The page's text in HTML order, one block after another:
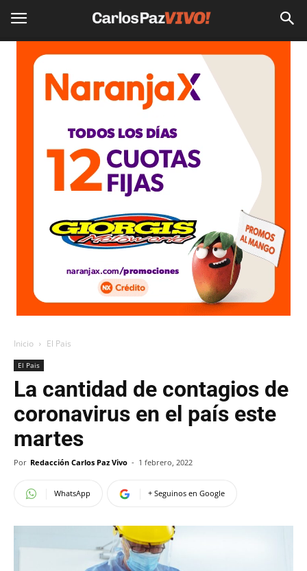
Inicio El Pais
El Pais
La cantidad de contagios de
coronavirus en el país este
martes
Por Redacción Carlos Paz Vivo - 1 febrero, 2022
WhatsApp + Seguinos en Google